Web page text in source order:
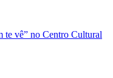
te vê” no Centro Cultural